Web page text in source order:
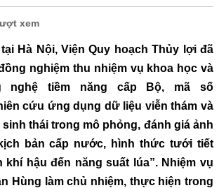
xem
tại Hà Nội, Viện Quy hoạch Thủy lợi đã
nghiệm thu nhiệm vụ khoa học và
nghệ tiềm năng cấp Bộ, mã số
cứu ứng dụng dữ liệu viễn thám và
thái trong mô phỏng, đánh giá ảnh
bản cấp nước, hình thức tưới tiết
khí hậu đến năng suất lúa”. Nhiệm vụ
Hùng làm chủ nhiệm, thực hiện trong